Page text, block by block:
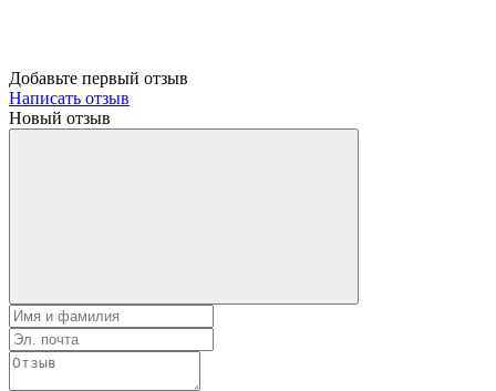
Добавьте первый отзыв
Написать отзыв
Новый отзыв